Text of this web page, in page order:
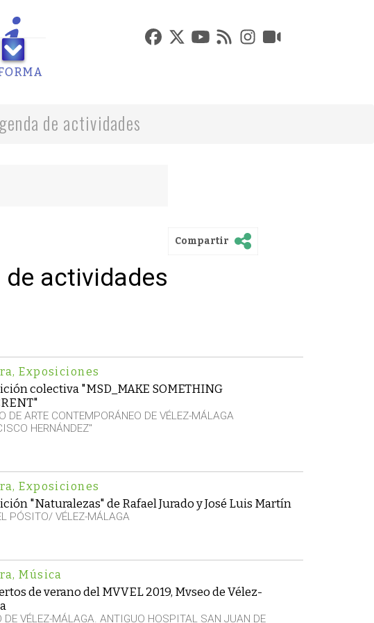
de actividades
Compartir
actividades
, Exposiciones
colectiva "MSD_MAKE SOMETHING
DE ARTE CONTEMPORÁNEO DE VÉLEZ-MÁLAGA
HERNÁNDEZ"
, Exposiciones
"Naturalezas" de Rafael Jurado y José Luis Martín
PÓSITO/ VÉLEZ-MÁLAGA
, Música
de verano del MVVEL 2019, Mvseo de Vélez-
DE VÉLEZ-MÁLAGA. ANTIGUO HOSPITAL SAN JUAN DE